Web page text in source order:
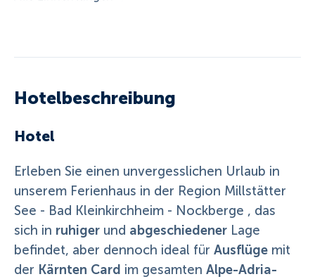
Hotelbeschreibung
Hotel
Erleben Sie einen unvergesslichen Urlaub in
unserem Ferienhaus in der Region Millstätter
See - Bad Kleinkirchheim - Nockberge , das
sich in ruhiger und abgeschiedener Lage
befindet, aber dennoch ideal fürAusflüge mit
der Kärnten Card im gesamtenAlpe-Adria-